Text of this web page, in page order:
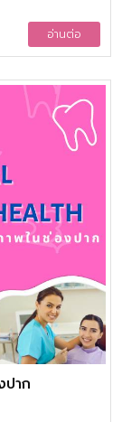
ด็กและครอบครัว
นำไปสู่การ
องมีหน้าที่ดูแล
กต้องและ
อ่านต่อ
าก